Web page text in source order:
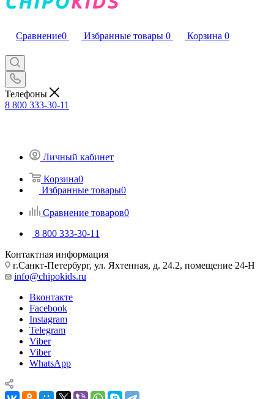
Сравнение0 Избранные товары 0 Корзина 0
Телефоны
8 800 333-30-11
Личный кабинет
Корзина0
Избранные товары0
Сравнение товаров0
8 800 333-30-11
Контактная информация
г.Санкт-Петербург, ул. Яхтенная, д. 24.2, помещение 24-Н
info@chipokids.ru
Вконтакте
Facebook
Instagram
Telegram
Viber
Viber
WhatsApp